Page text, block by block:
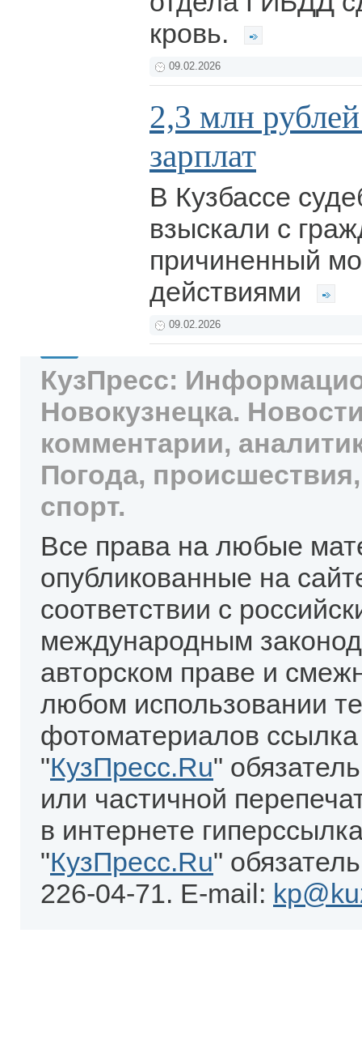
кровь.
09.02.2026
2,3 млн
зарплат
В Кузбассе
взыскали с
причиненный
действиями
09.02.2026
КузПресс:
Новокузнецка.
комментарии,
Погода,
спорт.
Все права на любые
опубликованные на
соответствии с
международным
авторском праве и
любом использовании
фотоматериалов
"КузПресс.Ru"
или частичной
в интернете
"КузПресс.Ru"
226-04-71. E-mail: